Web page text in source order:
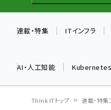
連載・特集 ITインフラ
AI・人工知能 Kubernetes
Think ITトップ 連載・特